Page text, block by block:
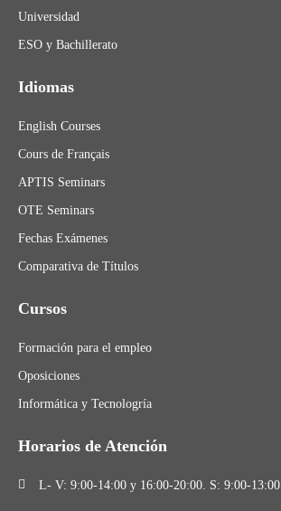
Universidad
ESO y Bachillerato
Idiomas
English Courses
Cours de Français
APTIS Seminars
OTE Seminars
Fechas Exámenes
Comparativa de Títulos
Cursos
Formación para el empleo
Oposiciones
Informática y Tecnologría
Horarios de Atención
L- V: 9:00-14:00 y 16:00-20:00. S: 9:00-13:00